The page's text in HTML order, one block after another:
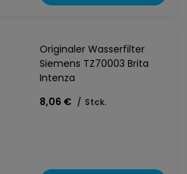
Originaler Wasserfilter
Siemens TZ70003 Brita
Intenza
8,06 € / Stck.